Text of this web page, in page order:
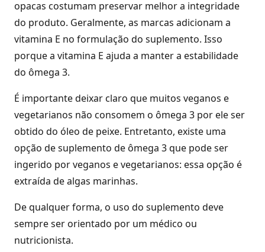
opacas costumam preservar melhor a integridade
do produto. Geralmente, as marcas adicionam a
vitamina E no formulação do suplemento. Isso
porque a vitamina E ajuda a manter a estabilidade
do ômega 3.
É importante deixar claro que muitos veganos e
vegetarianos não consomem o ômega 3 por ele ser
obtido do óleo de peixe. Entretanto, existe uma
opção de suplemento de ômega 3 que pode ser
ingerido por veganos e vegetarianos: essa opção é
extraída de algas marinhas.
De qualquer forma, o uso do suplemento deve
sempre ser orientado por um médico ou
nutricionista.